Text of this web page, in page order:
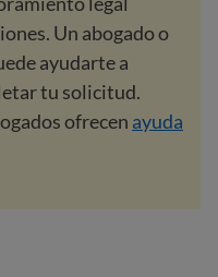
Un abogado o
ayudarte a
tu solicitud.
ofrecen ayuda